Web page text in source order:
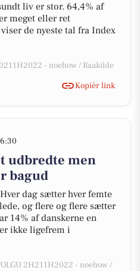
liv er stor. 64,4% af
meget eller ret
de nyeste tal fra Index
- noehow / Raakilde
Kopiér link
udbredte men
bagud
dag sætter hver femte
og flere og flere sætter
14% af danskerne en
ikke ligefrem i
2H211H2022 - noehow /